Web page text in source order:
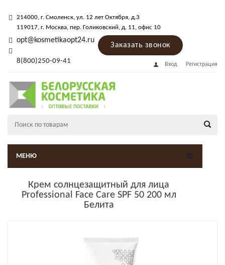
214000, г. Смоленск, ул. 12 лет Октября, д.3
119017, г. Москва, пер. Голиковский, д. 11, офис 10
opt@kosmetikaopt24.ru
8(800)250-09-41
Заказать звонок
Вход Регистрация
МЕНЮ
Крем солнцезащитный для лица
Professional Face Care SPF 50 200 мл
Белита